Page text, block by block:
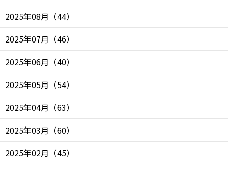
2025年08月 （44）
2025年07月 （46）
2025年06月 （40）
2025年05月 （54）
2025年04月 （63）
2025年03月 （60）
2025年02月 （45）